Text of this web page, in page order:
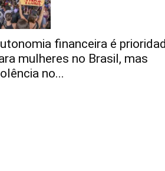
financeira é
mulheres no Brasil, mas
no...